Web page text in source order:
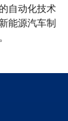
自动化技术
能源汽车制